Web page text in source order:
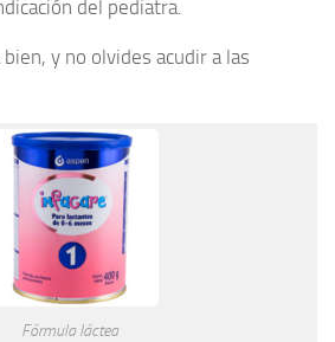
del pediatra.
y no olvides acudir a las
Fórmula láctea